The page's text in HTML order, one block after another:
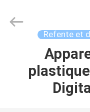
MAISON
PRODUITS
Yiming
Machinery
Refente et